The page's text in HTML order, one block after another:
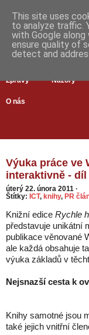
Zprávy Názory
O nás
Výuka práce ve
interaktivně - díl
úterý 22. února 2011 ·
Štítky: ICT, knihy, PR
Knižní edice Rychle
představuje unikátní
publikace věnované
ale každá obsahuje
výuka základů v
Nejsnazší cesta k
Knihy samotné jsou
také jejich vnitřní
This site uses
to analyze traffic.
with Google
ensure quality of
detect and